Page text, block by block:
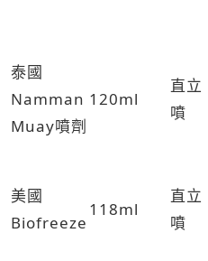
泰國
Namman
Muay噴劑
120ml
直立
噴
美國
Biofreeze
118ml
直立
噴